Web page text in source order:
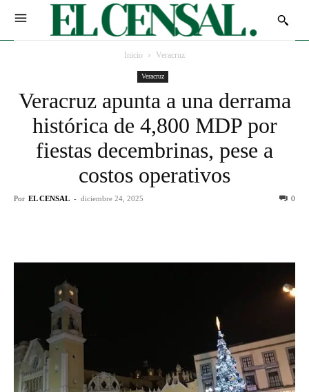
Inicio Veracruz
Veracruz
Veracruz apunta a una derrama
histórica de 4,800 MDP por
fiestas decembrinas, pese a
costos operativos
Por EL CENSAL - diciembre 24, 2025 0